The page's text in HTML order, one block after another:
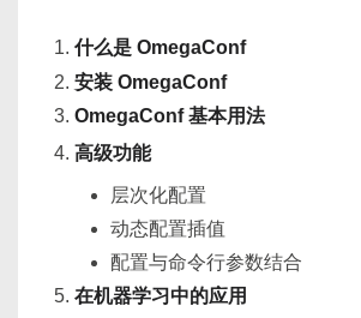
什么是 OmegaConf
安装 OmegaConf
OmegaConf 基本用法
高级功能
层次化配置
动态配置插值
配置与命令行参数结合
在机器学习中的应用